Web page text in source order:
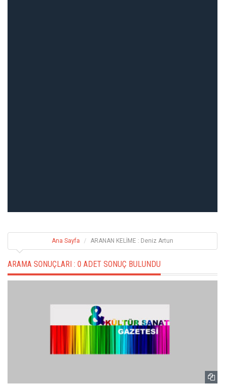
Ana Sayfa ARANAN KELİME : Deniz Artun
ARAMA SONUÇLARI : 0 ADET SONUÇ BULUNDU